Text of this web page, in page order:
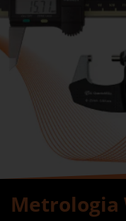
Metrologia